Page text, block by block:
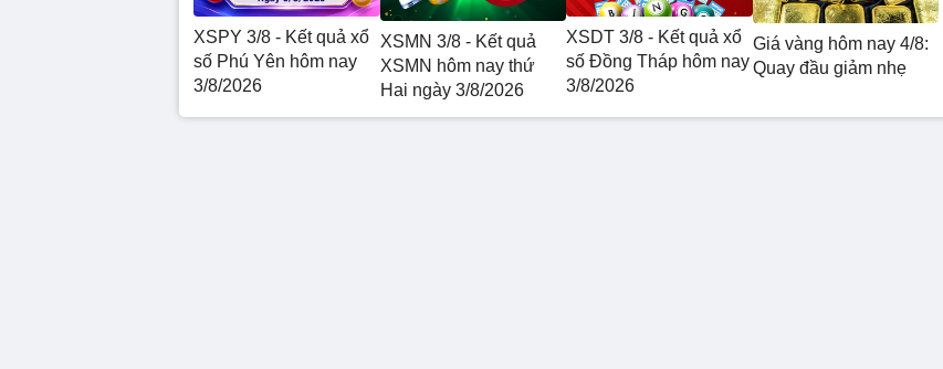
XSPY 3/8 - Kết quả xổ
số Phú Yên hôm nay
3/8/2026
XSMN 3/8 - Kết quả
XSMN hôm nay thứ
Hai ngày 3/8/2026
XSDT 3/8 - Kết quả xổ
số Đồng Tháp hôm nay
3/8/2026
Giá vàng hôm nay 4/8:
Quay đầu giảm nhẹ